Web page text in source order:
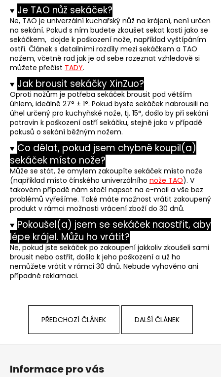
Je TAO nůž sekáček?
Ne, TAO je univerzální kuchařský nůž na krájení, není určen
na sekání. Pokud s ním budete zkoušet sekat kosti jako se
sekáčkem, dojde k poškození nože, například vyštípáním
ostří. Článek s detailními rozdíly mezi sekáčkem a TAO
nožem, včetně rad jak je od sebe rozeznat vzhledově si
můžete přečíst TADY.
Jak brousit sekáčky XinZuo?
Oproti nožům je potřeba sekáček brousit pod větším
úhlem, ideálně 27° ± 1°. Pokud byste sekáček nabrousili na
úhel určený pro kuchyňské nože, tj. 15°, došlo by při sekání
potravin k poškození ostří sekáčku, stejně jako v případě
pokusů o sekání běžným nožem.
Co dělat, pokud jsem chybně koupil(a)
sekáček místo nože?
Může se stát, že omylem zakoupíte sekáček místo nože
(například místo čínského univerzálního nože TAO). V
takovém případě nám stačí napsat na e-mail a vše bez
problémů vyřešíme. Také máte možnost vrátit zakoupený
produkt v rámci možnosti vrácení zboží do 30 dnů.
Pokoušel(a) jsem se sekáček naostřit, aby
lépe krájel. Můžu ho vrátit?
Ne, pokud jste sekáček po zakoupení jakkoliv zkoušeli sami
brousit nebo ostřit, došlo k jeho poškození a už ho
nemůžete vrátit v rámci 30 dnů. Nebude vyhověno ani
případné reklamaci.
PŘEDCHOZÍ ČLÁNEK DALŠÍ ČLÁNEK
Informace pro vás